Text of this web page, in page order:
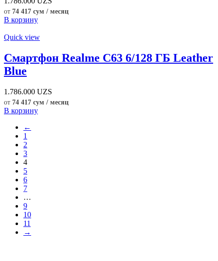
от 74 417 сум / месяц
В корзину
Quick view
Смартфон Realme C63 6/128 ГБ Leather
Blue
1.786.000 UZS
от 74 417 сум / месяц
В корзину
←
1
2
3
4
5
6
7
…
9
10
11
→